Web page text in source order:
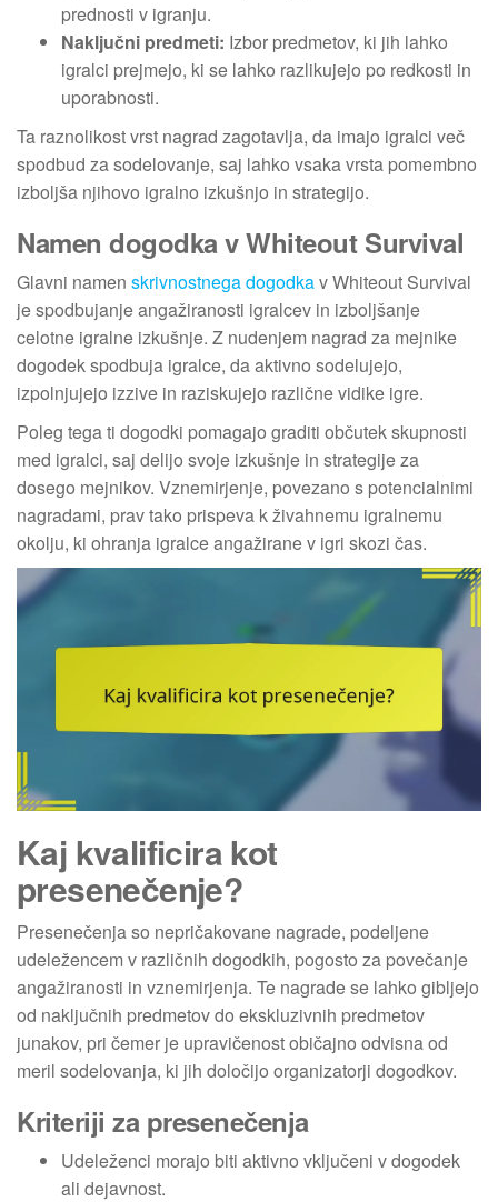
prednosti v igranju.
Naključni predmeti: Izbor predmetov, ki jih lahko
igralci prejmejo, ki se lahko razlikujejo po redkosti in
uporabnosti.
Ta raznolikost vrst nagrad zagotavlja, da imajo igralci več
spodbud za sodelovanje, saj lahko vsaka vrsta pomembno
izboljša njihovo igralno izkušnjo in strategijo.
Namen dogodka v Whiteout Survival
Glavni namen skrivnostnega dogodkav Whiteout Survival
je spodbujanje angažiranosti igralcev in izboljšanje
celotne igralne izkušnje. Z nudenjem nagrad za mejnike
dogodek spodbuja igralce, da aktivno sodelujejo,
izpolnjujejo izzive in raziskujejo različne vidike igre.
Poleg tega ti dogodki pomagajo graditi občutek skupnosti
med igralci, saj delijo svoje izkušnje in strategije za
dosego mejnikov. Vznemirjenje, povezano s potencialnimi
nagradami, prav tako prispeva k živahnemu igralnemu
okolju, ki ohranja igralce angažirane v igri skozi čas.
Kaj kvalificira kot
presenečenje?
Presenečenja so nepričakovane nagrade, podeljene
udeležencem v različnih dogodkih, pogosto za povečanje
angažiranosti in vznemirjenja. Te nagrade se lahko gibljejo
od naključnih predmetov do ekskluzivnih predmetov
junakov, pri čemer je upravičenost običajno odvisna od
meril sodelovanja, ki jih določijo organizatorji dogodkov.
Kriteriji za presenečenja
Udeleženci morajo biti aktivno vključeni v dogodek
ali dejavnost.